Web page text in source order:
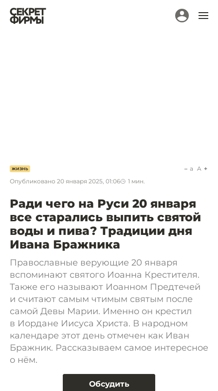
ЖИЗНЬ
Опубликовано 20 января 2025, 01:06 1 мин.
a A
Ради чего на Руси 20 января
все старались выпить святой
воды и пива? Традиции дня
Ивана Бражника
Православные верующие 20 января
вспоминают святого Иоанна Крестителя.
Также его называют Иоанном Предтечей
и считают самым чтимым святым после
самой Девы Марии. Именно он крестил
в Иордане Иисуса Христа. В народном
календаре этот день отмечен как Иван
Бражник. Рассказываем самое интересное
о нём.
Обсудить